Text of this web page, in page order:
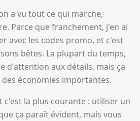
a vu tout ce qui marche,
Parce que franchement, j'en ai
avec les codes promo, et c'est
bêtes. La plupart du temps,
d'attention aux détails, mais ça
économies importantes.
c'est la plus courante : utiliser un
ça paraît évident, mais vous